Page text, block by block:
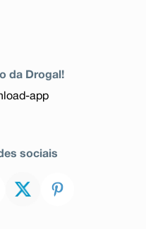
da Drogal!
sociais